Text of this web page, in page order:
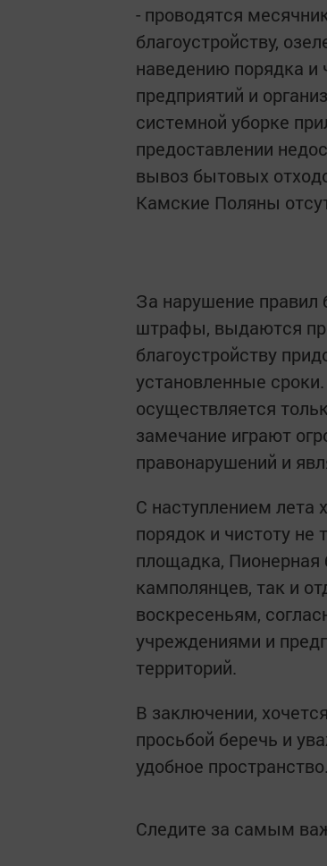
- проводятся
благоустройству,
наведению порядка и
предприятий и
системной уборке
предоставлении
вывоз бытовых
Камские Поляны
За нарушение правил
штрафы, выдаются
благоустройству
установленные
осуществляется
замечание играют
правонарушений и
С наступлением лета
порядок и чистоту не
площадка, Пионерная
камполянцев, так и
воскресеньям,
учреждениями и
территорий.
В заключении,
просьбой беречь и
удобное пространство.
Следите за самым